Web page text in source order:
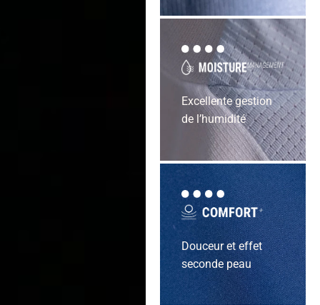
Excellente gestion
de l’humidité
Douceur et effet
seconde peau